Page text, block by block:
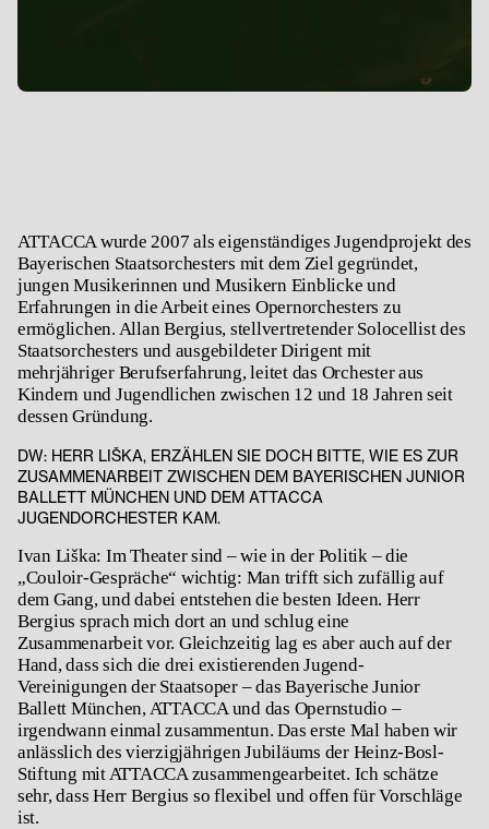
ATTACCA wurde 2007 als eigenständiges Jugendprojekt des
Bayerischen Staatsorchesters mit dem Ziel gegründet,
jungen Musikerinnen und Musikern Einblicke und
Erfahrungen in die Arbeit eines Opernorchesters zu
ermöglichen. Allan Bergius, stellvertretender Solocellist des
Staatsorchesters und ausgebildeter Dirigent mit
mehrjähriger Berufserfahrung, leitet das Orchester aus
Kindern und Jugendlichen zwischen 12 und 18 Jahren seit
dessen Gründung.
DW: HERR LIŠKA, ERZÄHLEN SIE DOCH BITTE, WIE ES ZUR
ZUSAMMENARBEIT ZWISCHEN DEM BAYERISCHEN JUNIOR
BALLETT MÜNCHEN UND DEM ATTACCA
JUGENDORCHESTER KAM.
Ivan Liška: Im Theater sind – wie in der Politik – die
„Couloir-Gespräche“ wichtig: Man trifft sich zufällig auf
dem Gang, und dabei entstehen die besten Ideen. Herr
Bergius sprach mich dort an und schlug eine
Zusammenarbeit vor. Gleichzeitig lag es aber auch auf der
Hand, dass sich die drei existierenden Jugend-
Vereinigungen der Staatsoper – das Bayerische Junior
Ballett München, ATTACCA und das Opernstudio –
irgendwann einmal zusammentun. Das erste Mal haben wir
anlässlich des vierzigjährigen Jubiläums der Heinz-Bosl-
Stiftung mit ATTACCA zusammengearbeitet. Ich schätze
sehr, dass Herr Bergius so flexibel und offen für Vorschläge
ist.